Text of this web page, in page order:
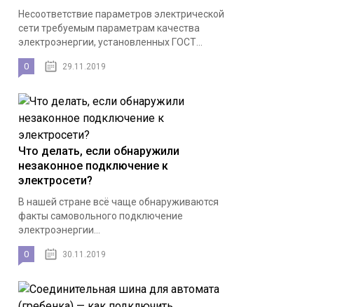
Несоответствие параметров электрической
сети требуемым параметрам качества
электроэнергии, установленных ГОСТ...
0 29.11.2019
Что делать, если обнаружили
незаконное подключение к
электросети?
В нашей стране всё чаще обнаруживаются
факты самовольного подключение
электроэнергии...
0 30.11.2019